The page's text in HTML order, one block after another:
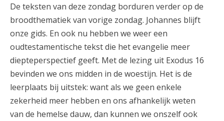
De teksten van deze zondag borduren verder op de
broodthematiek van vorige zondag. Johannes blijft
onze gids. En ook nu hebben we weer een
oudtestamentische tekst die het evangelie meer
diepteperspectief geeft. Met de lezing uit Exodus 16
bevinden we ons midden in de woestijn. Het is de
leerplaats bij uitstek: want als we geen enkele
zekerheid meer hebben en ons afhankelijk weten
van de hemelse dauw, dan kunnen we onszelf ook